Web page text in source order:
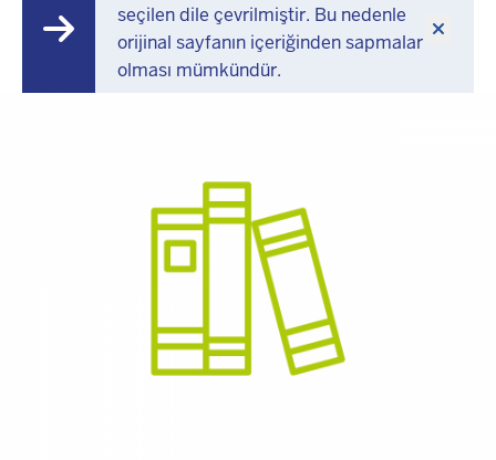
seçilen dile çevrilmiştir. Bu nedenle
orijinal sayfanın içeriğinden sapmalar
olması mümkündür.